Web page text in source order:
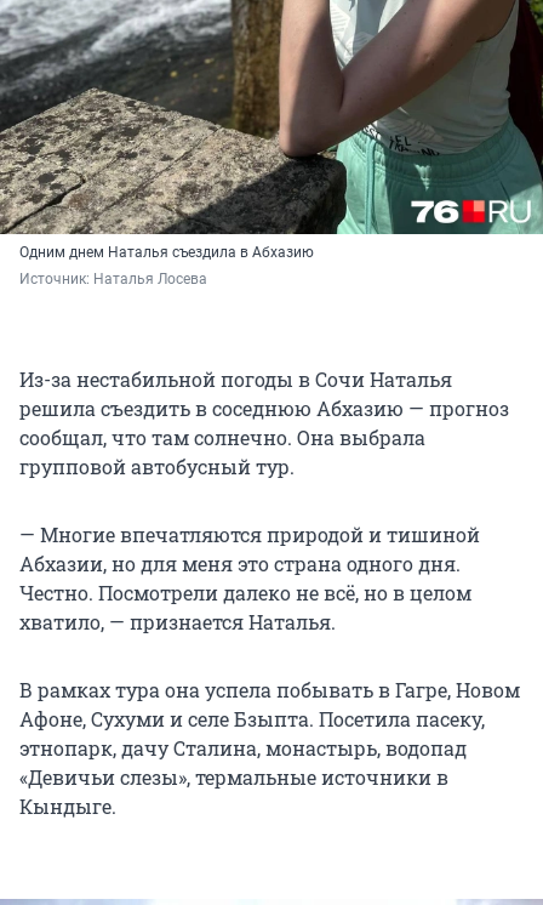
Одним днем Наталья съездила в Абхазию
Источник: Наталья Лосева
Из-за нестабильной погоды в Сочи Наталья
решила съездить в соседнюю Абхазию — прогноз
сообщал, что там солнечно. Она выбрала
групповой автобусный тур.
— Многие впечатляются природой и тишиной
Абхазии, но для меня это страна одного дня.
Честно. Посмотрели далеко не всё, но в целом
хватило, — признается Наталья.
В рамках тура она успела побывать в Гагре, Новом
Афоне, Сухуми и селе Бзыпта. Посетила пасеку,
этнопарк, дачу Сталина, монастырь, водопад
«Девичьи слезы», термальные источники в
Кындыге.